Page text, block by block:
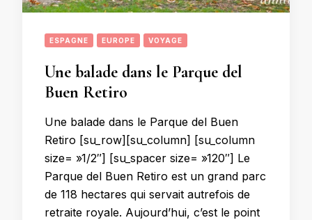
ESPAGNE EUROPE VOYAGE
Une balade dans le Parque del
Buen Retiro
Une balade dans le Parque del Buen
Retiro [su_row][su_column] [su_column
size= »1/2″] [su_spacer size= »120″] Le
Parque del Buen Retiro est un grand parc
de 118 hectares qui servait autrefois de
retraite royale. Aujourd’hui, c’est le point